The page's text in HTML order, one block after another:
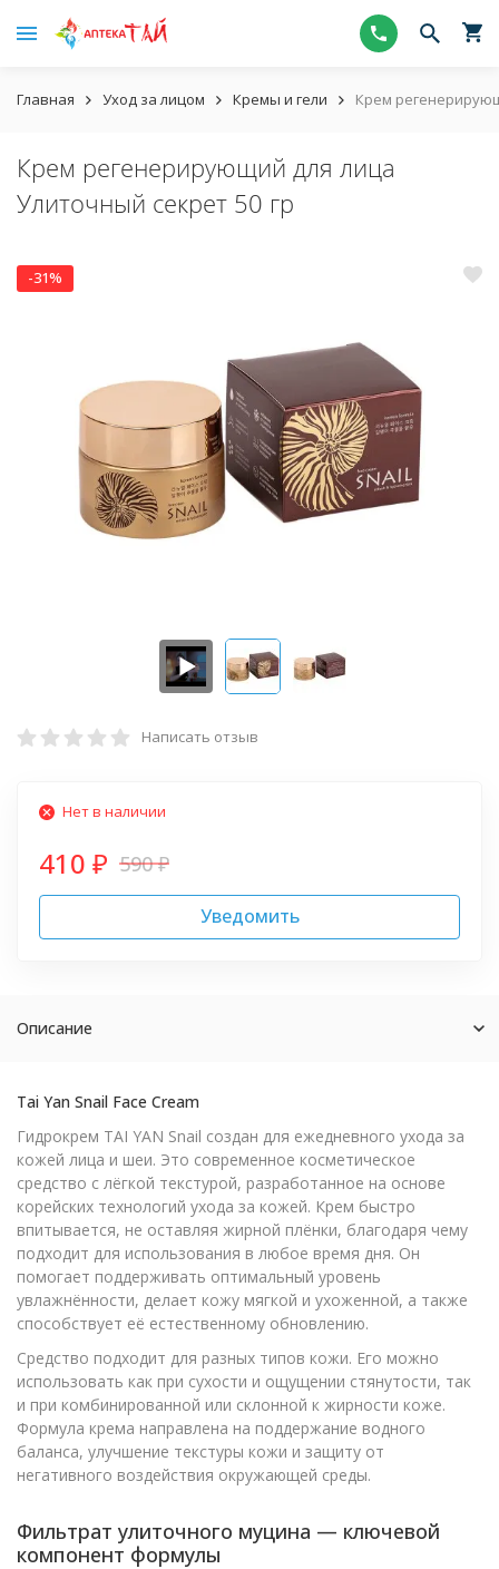
Главная Уход за лицом Кремы и гели Крем
Крем регенерирующий для лица
Улиточный секрет 50 гр
-31%
Написать отзыв
Нет в наличии
410 ₽ 590₽
Уведомить
Описание
Tai Yan Snail Face Cream
Гидрокрем TAI YAN Snail создан для ежедневного ухода за
кожей лица и шеи. Это современное косметическое
средство с лёгкой текстурой, разработанное на основе
корейских технологий ухода за кожей. Крем быстро
впитывается, не оставляя жирной плёнки, благодаря чему
подходит для использования в любое время дня. Он
помогает поддерживать оптимальный уровень
увлажнённости, делает кожу мягкой и ухоженной, а также
способствует её естественному обновлению.
Средство подходит для разных типов кожи. Его можно
использовать как при сухости и ощущении стянутости, так
и при комбинированной или склонной к жирности коже.
Формула крема направлена на поддержание водного
баланса, улучшение текстуры кожи и защиту от
негативного воздействия окружающей среды.
Фильтрат улиточного муцина — ключевой
компонент формулы